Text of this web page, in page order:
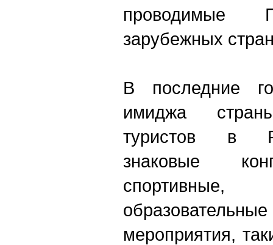
зарубежных
В последние
имиджа
туристов в
знаковые
мероприятия,